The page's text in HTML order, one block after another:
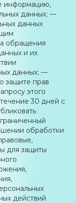
информацию,
данных; —
данных
обращения
и их
данных; —
защите прав
этого
30 дней с
обработки
для защиты
действий